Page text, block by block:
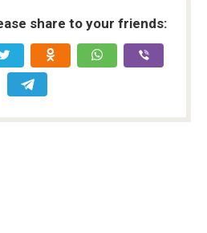
share to your friends: